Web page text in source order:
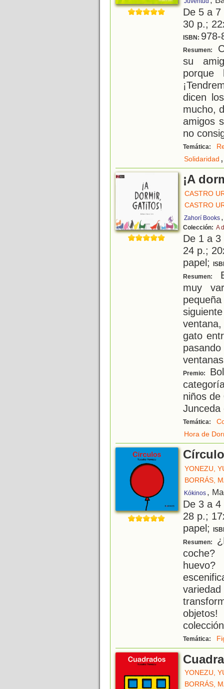
De 5 a
30 p.;
ISBN: 978-
Resumen:
su
porque
dicen
mucho,
amigos
no
Temática:
Solidaridad ,
¡A
CASTRO
CASTRO
Zahorí Books
Colección: A
De 1 a
24 p.;
papel;
Resumen:
muy
gato
Premio:
niños de
Junceda
Temática:
Hora de
YONEZU,
BORRÁS,
Kókinos ,
De 3 a
28 p.;
papel;
Resumen:
Temática:
YONEZU,
BORRÁS,